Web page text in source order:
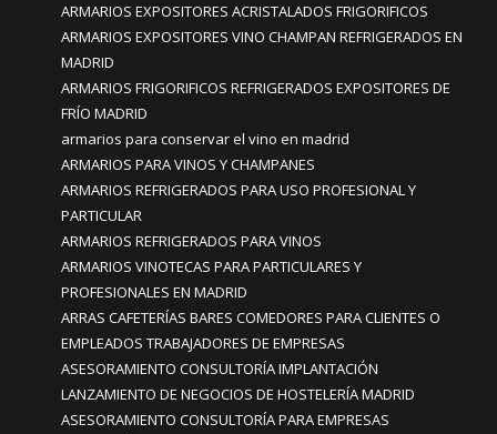
ARMARIOS EXPOSITORES ACRISTALADOS FRIGORIFICOS
ARMARIOS EXPOSITORES VINO CHAMPAN REFRIGERADOS EN
MADRID
ARMARIOS FRIGORIFICOS REFRIGERADOS EXPOSITORES DE
FRÍO MADRID
armarios para conservar el vino en madrid
ARMARIOS PARA VINOS Y CHAMPANES
ARMARIOS REFRIGERADOS PARA USO PROFESIONAL Y
PARTICULAR
ARMARIOS REFRIGERADOS PARA VINOS
ARMARIOS VINOTECAS PARA PARTICULARES Y
PROFESIONALES EN MADRID
ARRAS CAFETERÍAS BARES COMEDORES PARA CLIENTES O
EMPLEADOS TRABAJADORES DE EMPRESAS
ASESORAMIENTO CONSULTORÍA IMPLANTACIÓN
LANZAMIENTO DE NEGOCIOS DE HOSTELERÍA MADRID
ASESORAMIENTO CONSULTORÍA PARA EMPRESAS